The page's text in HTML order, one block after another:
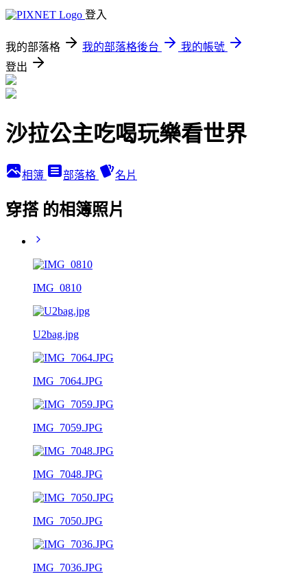
登入
我的部落格 我的部落格後台
我的帳號
登出
沙拉公主吃喝玩樂看世界
相簿 部落格 名片
穿搭 的相簿照片
IMG_0810
U2bag.jpg
IMG_7064.JPG
IMG_7059.JPG
IMG_7048.JPG
IMG_7050.JPG
IMG_7036.JPG